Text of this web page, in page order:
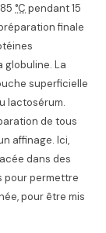
85 °C pendant 15
finale
globuline. La
superficielle
lactosérum.
de tous
affinage. Ici,
dans des
pour permettre
pour être mis